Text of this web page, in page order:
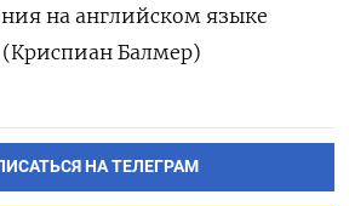
на английском языке
(Криспиан Балмер)
НА ТЕЛЕГРАМ